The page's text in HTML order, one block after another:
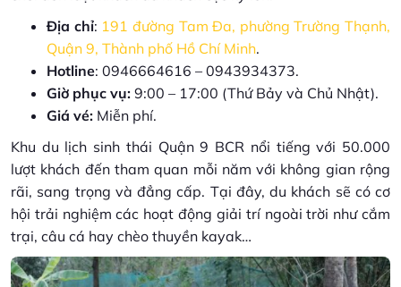
Địa chỉ: 191 đường Tam Đa, phường Trường Thạnh,
Quận 9, Thành phố Hồ Chí Minh.
Hotline: 0946664616 – 0943934373.
Giờ phục vụ: 9:00 – 17:00 (Thứ Bảy và Chủ Nhật).
Giá vé: Miễn phí.
Khu du lịch sinh thái Quận 9 BCR nổi tiếng với 50.000
lượt khách đến tham quan mỗi năm với không gian rộng
rãi, sang trọng và đẳng cấp. Tại đây, du khách sẽ có cơ
hội trải nghiệm các hoạt động giải trí ngoài trời như cắm
trại, câu cá hay chèo thuyền kayak…